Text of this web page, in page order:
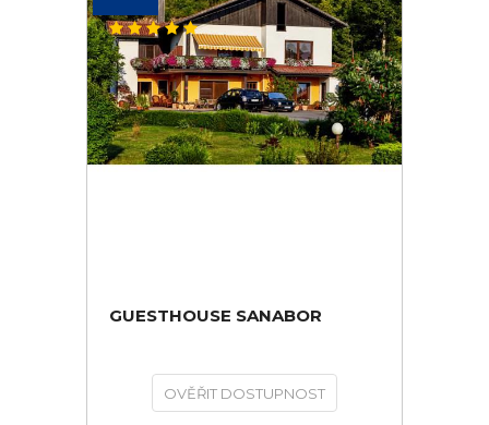
GUESTHOUSE SANABOR
OVĚŘIT DOSTUPNOST